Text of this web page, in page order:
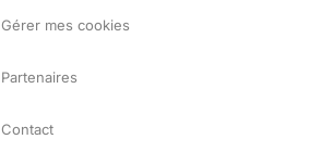
Gérer mes cookies
Partenaires
Contact